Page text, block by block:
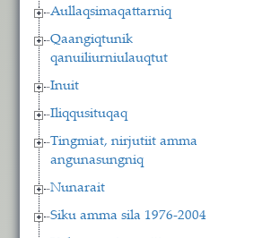
Aullaqsimaqattarniq
Qaangiqtunik
qanuiliurniulauqtut
Inuit
Iliqqusituqaq
Tingmiat, nirjutiit amma
angunasungniq
Nunarait
Siku amma sila 1976-2004